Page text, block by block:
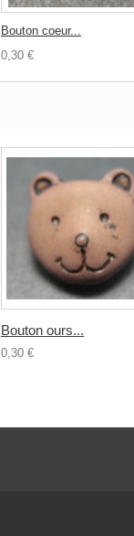
Bouton coeur...
0,30 €
Bouton ours...
0,30 €